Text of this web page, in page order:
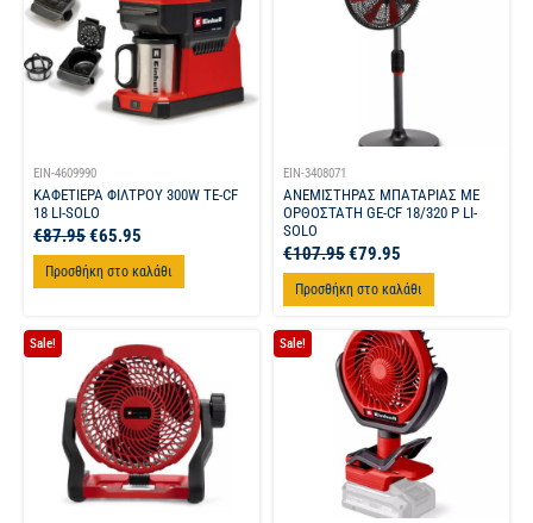
EIN-4609990
ΚΑΦΕΤΙΕΡΑ ΦΙΛΤΡΟΥ 300W TE-CF
18 LI-SOLO
€87.95€65.95
Προσθήκη στο καλάθι
EIN-3408071
ΑΝΕΜΙΣΤΗΡΑΣ ΜΠΑΤΑΡΙΑΣ ΜΕ
ΟΡΘΟΣΤΑΤΗ GE-CF 18/320 P LI-
SOLO
€107.95€79.95
Προσθήκη στο καλάθι
Sale! Sale!